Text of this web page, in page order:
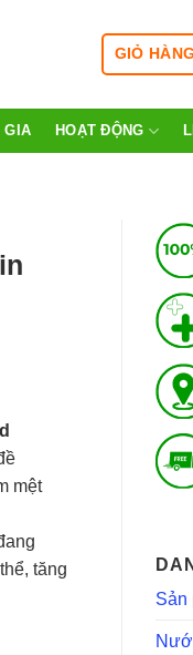
GIỎ
GIA HOẠT ĐỘNG
Sản
mệt
tăng